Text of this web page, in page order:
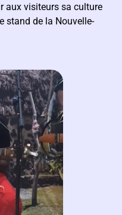
aux visiteurs sa culture
stand de la Nouvelle-